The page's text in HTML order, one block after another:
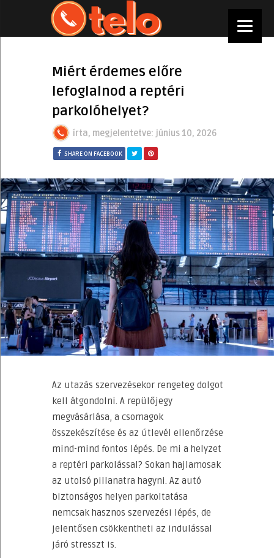
Miért érdemes előre
lefoglalnod a reptéri
parkolóhelyet?
írta, megjelentetve: június 10, 2026
SHARE ON FACEBOOK
Az utazás szervezésekor rengeteg dolgot
kell átgondolni. A repülőjegy
megvásárlása, a csomagok
összekészítése és az útlevél ellenőrzése
mind-mind fontos lépés. De mi a helyzet
a reptéri parkolással? Sokan hajlamosak
az utolsó pillanatra hagyni. Az autó
biztonságos helyen parkoltatása
nemcsak hasznos szervezési lépés, de
jelentősen csökkentheti az indulással
járó stresszt is.